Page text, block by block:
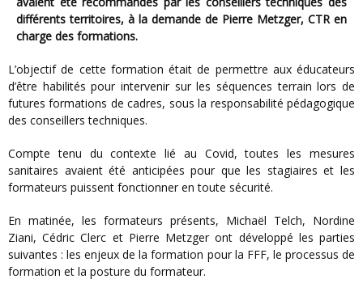
différents territoires, à la demande de Pierre Metzger, CTR en
charge des formations.
L’objectif de cette formation était de permettre aux éducateurs
d’être habilités pour intervenir sur les séquences terrain lors de
futures formations de cadres, sous la responsabilité pédagogique
des conseillers techniques.
Compte tenu du contexte lié au Covid, toutes les mesures
sanitaires avaient été anticipées pour que les stagiaires et les
formateurs puissent fonctionner en toute sécurité.
En matinée, les formateurs présents, Michaël Telch, Nordine
Ziani, Cédric Clerc et Pierre Metzger ont développé les parties
suivantes : les enjeux de la formation pour la FFF, le processus de
formation et la posture du formateur.